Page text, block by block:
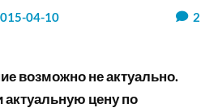
04-10 2
возможно не актуально.
актуальную цену по